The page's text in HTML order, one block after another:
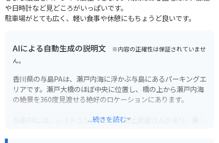
や日時計など見どころがいっぱいです。
駐車場がとても広く、軽い食事や休憩にもちょうど良いです。
AIによる自動生成の説明文 ※内容の正確性は保証されていませ
ん。
香川県の与島PAは、瀬戸内海に浮かぶ与島にあるパーキングエ
リアです。瀬戸大橋のほぼ中央に位置し、橋の上から瀬戸内海
の絶景を360度見渡せる絶好のロケーションにあります。
与島PAには、レストラン、カフェ、お土産屋さんがあり、瀬戸
...続きを読む